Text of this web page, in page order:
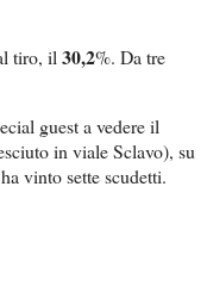
tiro, il 30,2%. Da tre
guest a vedere il
in viale Sclavo), su
vinto sette scudetti.